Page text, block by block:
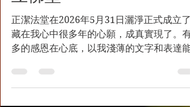
學佛分享:從學佛修行到成
立佛堂
藏在我心中很多年的心願，成真實現了。有
多的感恩在心底，以我淺薄的文字和表達能